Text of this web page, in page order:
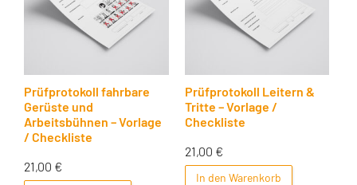
Prüfprotokoll fahrbare
Gerüste und
Arbeitsbühnen – Vorlage
/ Checkliste
21,00 €
Prüfprotokoll Leitern &
Tritte – Vorlage /
Checkliste
21,00 €
In den Warenkorb